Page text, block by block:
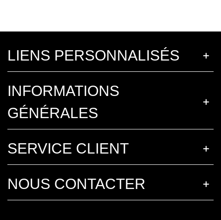
LIENS PERSONNALISÉS
INFORMATIONS
GÉNÉRALES
SERVICE CLIENT
NOUS CONTACTER